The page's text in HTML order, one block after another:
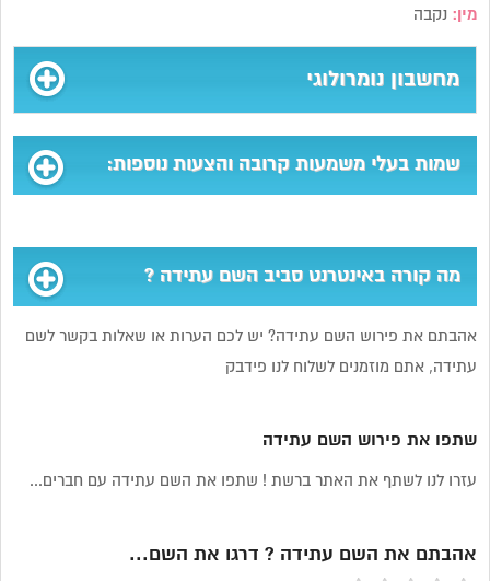
מין: נקבה
מחשבון נומרולוגי
שמות בעלי משמעות קרובה והצעות נוספות:
מה קורה באינטרנט סביב השם עתידה ?
אהבתם את פירוש השם עתידה? יש לכם הערות או שאלות בקשר לשם
עתידה, אתם מוזמנים לשלוח לנו פידבק
שתפו את פירוש השם עתידה
עזרו לנו לשתף את האתר ברשת ! שתפו את השם עתידה עם חברים...
אהבתם את השם עתידה ? דרגו את השם...